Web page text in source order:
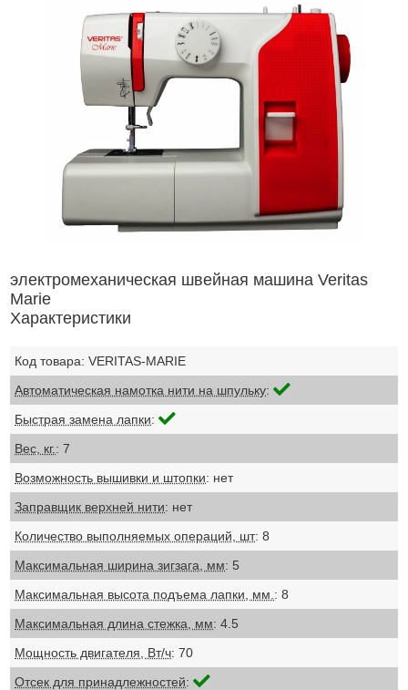
электромеханическая швейная машина Veritas
Marie
Характеристики
Код товара: VERITAS-MARIE
Автоматическая намотка нити на шпульку:
Быстрая замена лапки:
Вес, кг.: 7
Возможность вышивки и штопки: нет
Заправщик верхней нити: нет
Количество выполняемых операций, шт: 8
Максимальная ширина зигзага, мм: 5
Максимальная высота подъема лапки, мм. : 8
Максимальная длина стежка, мм: 4.5
Мощность двигателя, Вт/ч: 70
Отсек для принадлежностей: